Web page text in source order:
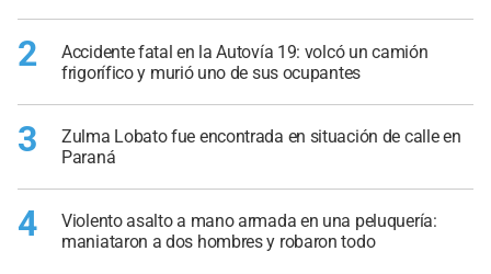
2
Accidente fatal en la Autovía 19: volcó un camión
frigorífico y murió uno de sus ocupantes
3
Zulma Lobato fue encontrada en situación de calle en
Paraná
4
Violento asalto a mano armada en una peluquería:
maniataron a dos hombres y robaron todo